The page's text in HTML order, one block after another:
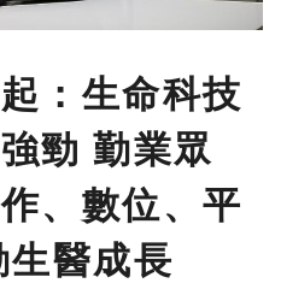
：生命科技
勁 勤業眾
、數位、平
醫成長